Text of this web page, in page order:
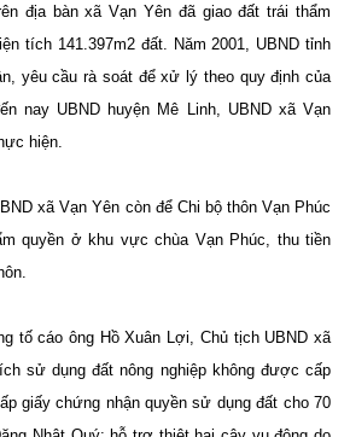
địa bàn xã Vạn Yên đã giao đất trái thẩm
tích 141.397m2 đất. Năm 2001, UBND tỉnh
yêu cầu rà soát để xử lý theo quy định của
nay UBND huyện Mê Linh, UBND xã Vạn
hiện.
xã Vạn Yên còn để Chi bộ thôn Vạn Phúc
quyền ở khu vực chùa Vạn Phúc, thu tiền
tố cáo ông Hồ Xuân Lợi, Chủ tịch UBND xã
sử dụng đất nông nghiệp không được cấp
giấy chứng nhận quyền sử dụng đất cho 70